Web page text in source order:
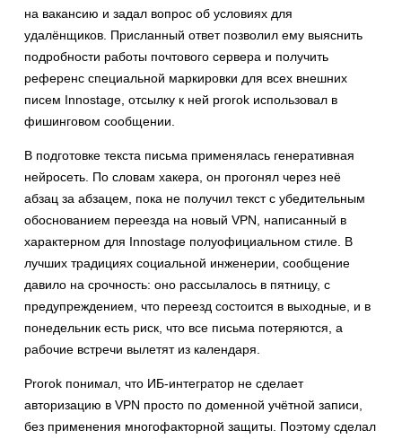
на вакансию и задал вопрос об условиях для
удалёнщиков. Присланный ответ позволил ему выяснить
подробности работы почтового сервера и получить
референс специальной маркировки для всех внешних
писем Innostage, отсылку к ней prorok использовал в
фишинговом сообщении.
В подготовке текста письма применялась генеративная
нейросеть. По словам хакера, он прогонял через неё
абзац за абзацем, пока не получил текст с убедительным
обоснованием переезда на новый VPN, написанный в
характерном для Innostage полуофициальном стиле. В
лучших традициях социальной инженерии, сообщение
давило на срочность: оно рассылалось в пятницу, с
предупреждением, что переезд состоится в выходные, и в
понедельник есть риск, что все письма потеряются, а
рабочие встречи вылетят из календаря.
Prorok понимал, что ИБ-интегратор не сделает
авторизацию в VPN просто по доменной учётной записи,
без применения многофакторной защиты. Поэтому сделал